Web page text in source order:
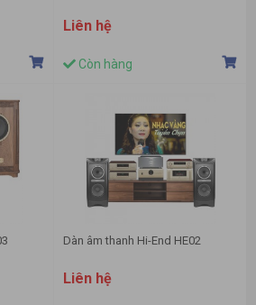
Liên hệ
Còn hàng
Dàn âm thanh Hi-End HE02
Liên hệ